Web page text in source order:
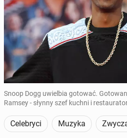
Snoop Dogg uwielbia gotować.
Ramsey - słynny szef kuchni i
Celebryci Muzyka